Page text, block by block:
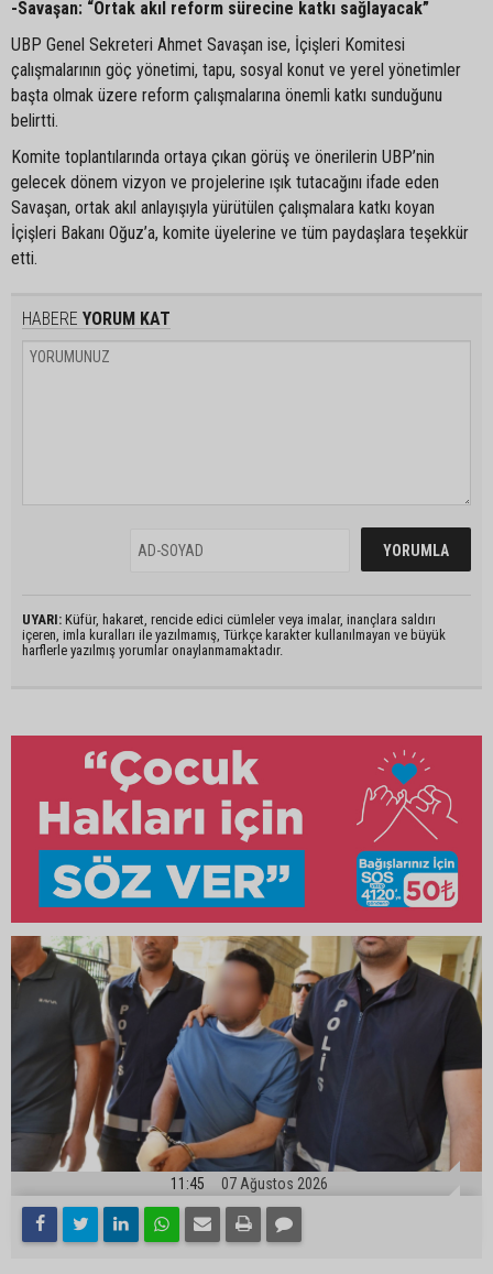
-Savaşan: “Ortak akıl reform sürecine katkı sağlayacak”
UBP Genel Sekreteri Ahmet Savaşan ise, İçişleri Komitesi
çalışmalarının göç yönetimi, tapu, sosyal konut ve yerel yönetimler
başta olmak üzere reform çalışmalarına önemli katkı sunduğunu
belirtti.
Komite toplantılarında ortaya çıkan görüş ve önerilerin UBP’nin
gelecek dönem vizyon ve projelerine ışık tutacağını ifade eden
Savaşan, ortak akıl anlayışıyla yürütülen çalışmalara katkı koyan
İçişleri Bakanı Oğuz’a, komite üyelerine ve tüm paydaşlara teşekkür
etti.
HABERE YORUM KAT
UYARI: Küfür, hakaret, rencide edici cümleler veya imalar, inançlara saldırı
içeren, imla kuralları ile yazılmamış, Türkçe karakter kullanılmayan ve büyük
harflerle yazılmış yorumlar onaylanmamaktadır.
11:45 07 Ağustos 2026